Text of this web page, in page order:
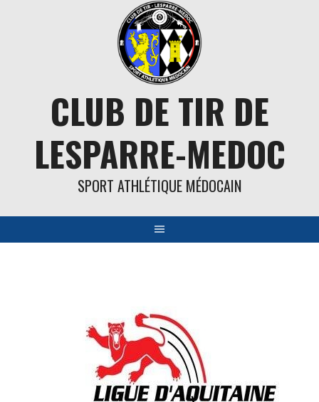
CLUB DE TIR DE
LESPARRE-MEDOC
SPORT ATHLÉTIQUE MÉDOCAIN